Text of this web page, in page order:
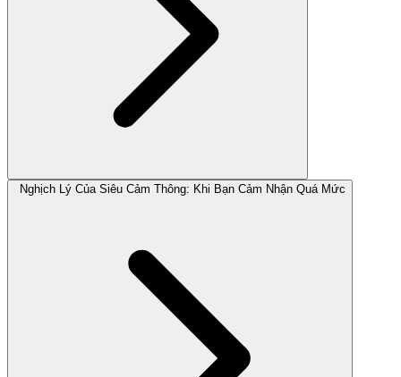
Nghịch Lý Của Siêu Cảm Thông: Khi Bạn Cảm Nhận Quá Mức